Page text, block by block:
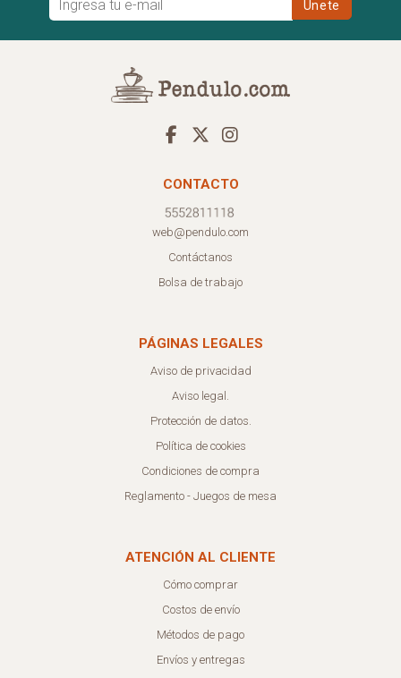
CONTACTO
web@pendulo.com
Contáctanos
Bolsa de trabajo
PÁGINAS LEGALES
Aviso de privacidad
Aviso legal.
Protección de datos.
Política de cookies
Condiciones de compra
Reglamento - Juegos de mesa
ATENCIÓN AL CLIENTE
Cómo comprar
Costos de envío
Métodos de pago
Envíos y entregas